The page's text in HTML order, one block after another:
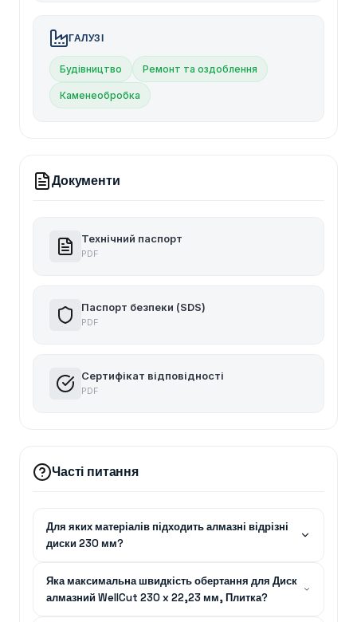
ГАЛУЗІ
Будівництво Ремонт та оздоблення
Каменеобробка
Документи
Технічний паспорт
PDF
Паспорт безпеки (SDS)
PDF
Сертифікат відповідності
PDF
Часті питання
Для яких матеріалів підходить алмазні відрізні
диски 230 мм?
Яка максимальна швидкість обертання для Диск
алмазний WellCut 230 x 22,23 мм, Плитка?